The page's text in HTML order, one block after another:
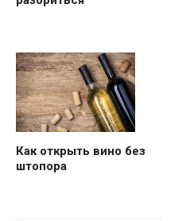
Как открыть вино без
штопора